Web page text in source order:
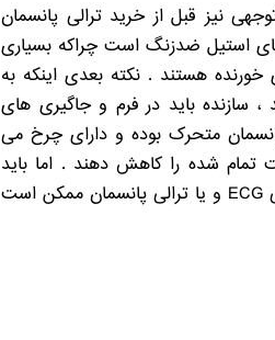
نیز قبل از خرید ترالی پانسمان
های استیل ضدزنگ است چراکه بسیاری
هستند . نکته بعدی اینکه به
سازنده باید در فرم و جاگیری های
متحرک بوده و دارای چرخ می
تمام شده را کاهش دهند . اما باید
توجه داشت که در مراکز درمانی ، جابجایی ترالی ها مخصوصا ترالی هایی مانند ترالی ECG و یا ترالی پانسمان ممکن است